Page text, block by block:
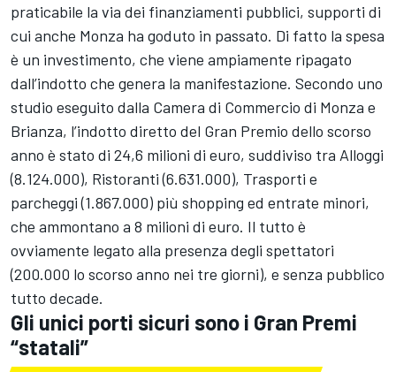
praticabile la via dei finanziamenti pubblici, supporti di
cui anche Monza ha goduto in passato. Di fatto la spesa
è un investimento, che viene ampiamente ripagato
dall’indotto che genera la manifestazione. Secondo uno
studio eseguito dalla Camera di Commercio di Monza e
Brianza, l’indotto diretto del Gran Premio dello scorso
anno è stato di 24,6 milioni di euro, suddiviso tra Alloggi
(8.124.000), Ristoranti (6.631.000), Trasporti e
parcheggi (1.867.000) più shopping ed entrate minori,
che ammontano a 8 milioni di euro. Il tutto è
ovviamente legato alla presenza degli spettatori
(200.000 lo scorso anno nei tre giorni), e senza pubblico
tutto decade.
Gli unici porti sicuri sono i Gran Premi
“statali”